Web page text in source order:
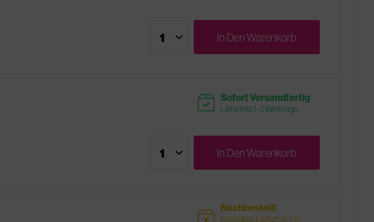
In DenWarenkorb
readytoship Sofort Versandfertig
Lieferfrist 1-3 Werktage
In DenWarenkorb
Nachbestellt
Bestellbar, Lieferfrist 1-3